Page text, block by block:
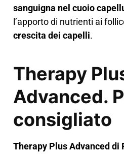
sanguigna nel cuoio
l’apporto di nutrienti ai
crescita dei capelli.
Therapy
Advanced.
consigliato
Therapy Plus Advanced di